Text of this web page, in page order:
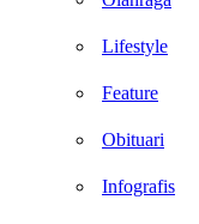
Lifestyle
Feature
Obituari
Infografis